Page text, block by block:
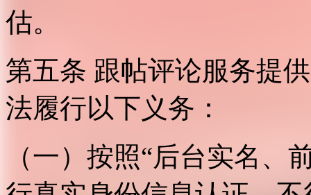
估。
第五条 跟帖评论服务提
法履行以下义务：
（一）按照“后台实名、